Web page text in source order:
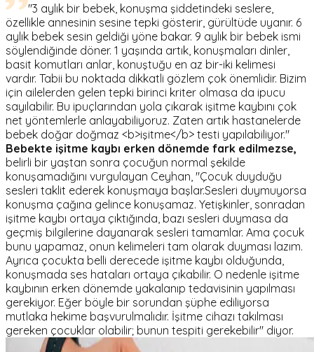
"3 aylık bir bebek, konuşma şiddetindeki seslere,
özellikle annesinin sesine tepki gösterir, gürültüde uyanır. 6
aylık bebek sesin geldiği yöne bakar. 9 aylık bir bebek ismi
söylendiğinde döner. 1 yaşında artık, konuşmaları dinler,
basit komutları anlar, konuştuğu en az bir-iki kelimesi
vardır. Tabii bu noktada dikkatli gözlem çok önemlidir. Bizim
için ailelerden gelen tepki birinci kriter olmasa da ipucu
sayılabilir. Bu ipuçlarından yola çıkarak işitme kaybını çok
net yöntemlerle anlayabiliyoruz. Zaten artık hastanelerde
bebek doğar doğmaz <b>işitme</b> testi yapılabiliyor."
Bebekte işitme kaybı erken dönemde fark edilmezse,
belirli bir yaştan sonra çocuğun normal şekilde
konuşamadığını vurgulayan Ceyhan, "Çocuk duyduğu
sesleri taklit ederek konuşmaya başlar.Sesleri duymuyorsa
konuşma çağına gelince konuşamaz. Yetişkinler, sonradan
işitme kaybı ortaya çıktığında, bazı sesleri duymasa da
geçmiş bilgilerine dayanarak sesleri tamamlar. Ama çocuk
bunu yapamaz, onun kelimeleri tam olarak duyması lazım.
Ayrıca çocukta belli derecede işitme kaybı olduğunda,
konuşmada ses hataları ortaya çıkabilir. O nedenle işitme
kaybının erken dönemde yakalanıp tedavisinin yapılması
gerekiyor. Eğer böyle bir sorundan şüphe ediliyorsa
mutlaka hekime başvurulmalıdır. İşitme cihazı takılması
gereken çocuklar olabilir; bunun tespiti gerekebilir" diyor.